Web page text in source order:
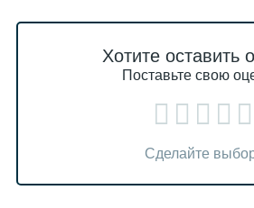
Хотите оставить
Поставьте свою
Сделайте